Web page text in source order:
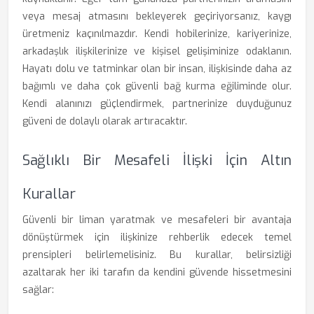
veya mesaj atmasını bekleyerek geçiriyorsanız, kaygı
üretmeniz kaçınılmazdır. Kendi hobilerinize, kariyerinize,
arkadaşlık ilişkilerinize ve kişisel gelişiminize odaklanın.
Hayatı dolu ve tatminkar olan bir insan, ilişkisinde daha az
bağımlı ve daha çok güvenli bağ kurma eğiliminde olur.
Kendi alanınızı güçlendirmek, partnerinize duyduğunuz
güveni de dolaylı olarak artıracaktır.
Sağlıklı Bir Mesafeli İlişki İçin Altın
Kurallar
Güvenli bir liman yaratmak ve mesafeleri bir avantaja
dönüştürmek için ilişkinize rehberlik edecek temel
prensipleri belirlemelisiniz. Bu kurallar, belirsizliği
azaltarak her iki tarafın da kendini güvende hissetmesini
sağlar: